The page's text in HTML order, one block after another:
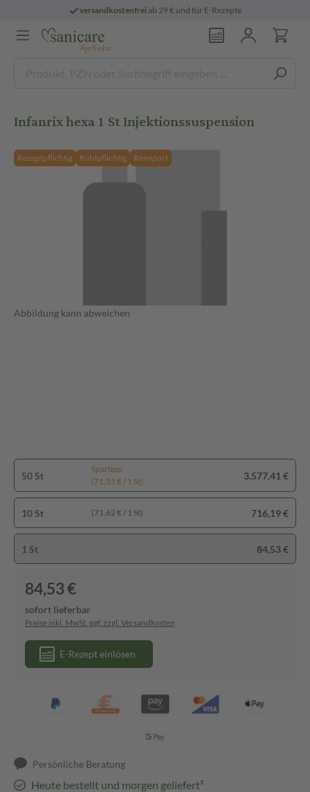
versandkostenfreiab 29 € und für E-Rezepte
Infanrix hexa 1 St Injektionssuspension
Rezeptpflichtig Kühlpflichtig Reimport
Abbildung kann abweichen
50 St
Spartipp
(71,55 € / 1 St)
3.577,41 €
10 St (71,62 € / 1 St) 716,19 €
1 St 84,53 €
84,53 €
sofort lieferbar
Preise inkl. MwSt. ggf. zzgl. Versandkosten
E-Rezept einlösen
Persönliche Beratung
Heute bestellt und morgen geliefert³